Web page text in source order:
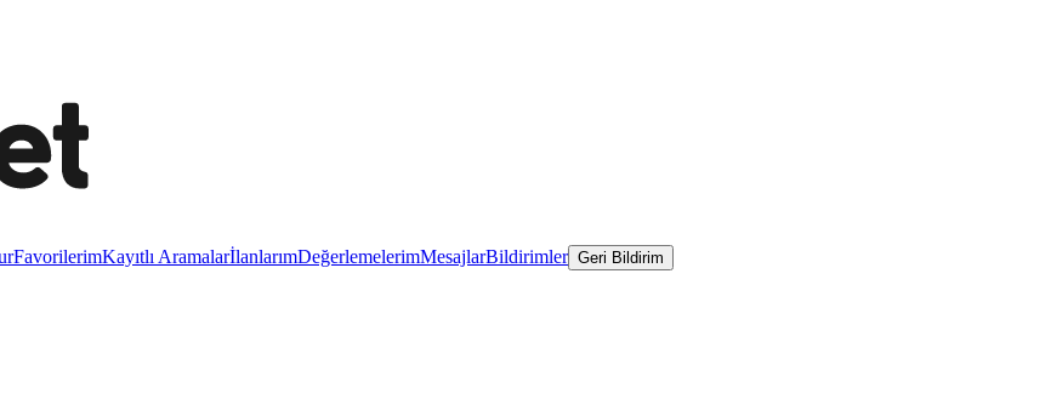
FavorilerimKayıtlı AramalarİlanlarımDeğerlemelerimMesajlarBildirimler Geri Bildirim